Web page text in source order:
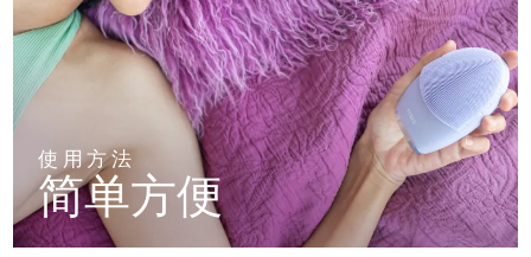
使用方法
简单方便